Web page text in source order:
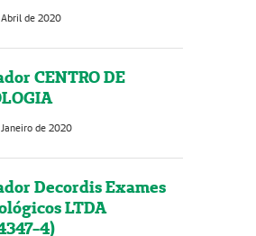
de 2020
CENTRO DE
de 2020
Decordis Exames
LTDA
4)